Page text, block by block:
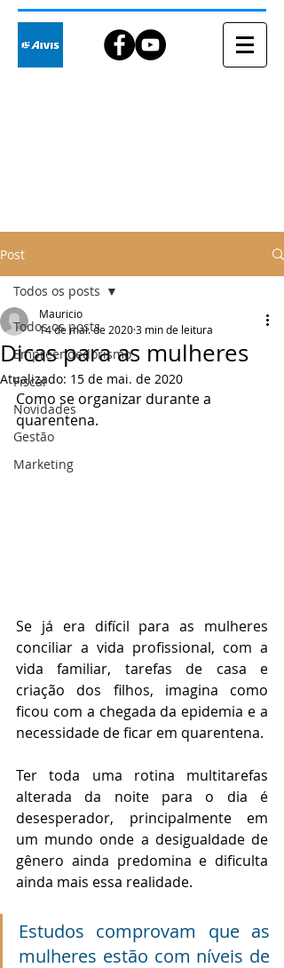
Post
Todos os posts
Empreendedorismo
Fiscal
Novidades
Gestão
Marketing
Todos os posts
Dicas para as mulheres
Mauricio
14 de mai. de 20203 min de leitura
Atualizado: 15 de mai. de 2020
Como se organizar durante a
quarentena.
Se já era difícil para as mulheres
conciliar a vida profissional, com a
vida familiar, tarefas de casa e
criação dos filhos, imagina como
ficou com a chegada da epidemia e a
necessidade de ficar em quarentena.
Ter toda uma rotina multitarefas
alterada da noite para o dia é
desesperador, principalmente em
um mundo onde a desigualdade de
gênero ainda predomina e dificulta
ainda mais essa realidade.
Estudos comprovam que as
mulheres estão com níveis de